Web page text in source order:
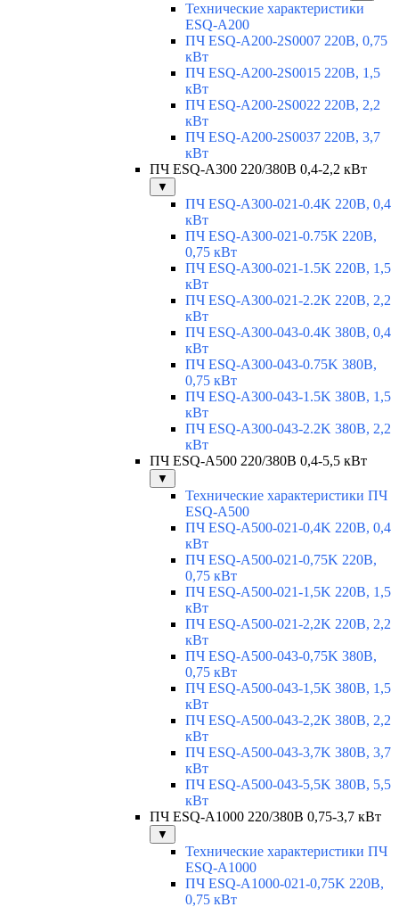
Технические характеристики
ESQ-A200
ПЧ ESQ-A200-2S0007 220В, 0,75
кВт
ПЧ ESQ-A200-2S0015 220В, 1,5
кВт
ПЧ ESQ-A200-2S0022 220В, 2,2
кВт
ПЧ ESQ-A200-2S0037 220В, 3,7
кВт
ПЧ ESQ-A300 220/380В 0,4-2,2 кВт
▼
ПЧ ESQ-A300-021-0.4K 220В, 0,4
кВт
ПЧ ESQ-A300-021-0.75K 220В,
0,75 кВт
ПЧ ESQ-A300-021-1.5K 220В, 1,5
кВт
ПЧ ESQ-A300-021-2.2K 220В, 2,2
кВт
ПЧ ESQ-A300-043-0.4K 380В, 0,4
кВт
ПЧ ESQ-A300-043-0.75K 380В,
0,75 кВт
ПЧ ESQ-A300-043-1.5K 380В, 1,5
кВт
ПЧ ESQ-A300-043-2.2K 380В, 2,2
кВт
ПЧ ESQ-A500 220/380В 0,4-5,5 кВт
▼
Технические характеристики ПЧ
ESQ-A500
ПЧ ESQ-A500-021-0,4K 220В, 0,4
кВт
ПЧ ESQ-A500-021-0,75K 220В,
0,75 кВт
ПЧ ESQ-A500-021-1,5K 220В, 1,5
кВт
ПЧ ESQ-A500-021-2,2K 220В, 2,2
кВт
ПЧ ESQ-A500-043-0,75K 380В,
0,75 кВт
ПЧ ESQ-A500-043-1,5K 380В, 1,5
кВт
ПЧ ESQ-A500-043-2,2K 380В, 2,2
кВт
ПЧ ESQ-A500-043-3,7K 380В, 3,7
кВт
ПЧ ESQ-A500-043-5,5K 380В, 5,5
кВт
ПЧ ESQ-A1000 220/380В 0,75-3,7 кВт
▼
Технические характеристики ПЧ
ESQ-A1000
ПЧ ESQ-A1000-021-0,75K 220В,
0,75 кВт